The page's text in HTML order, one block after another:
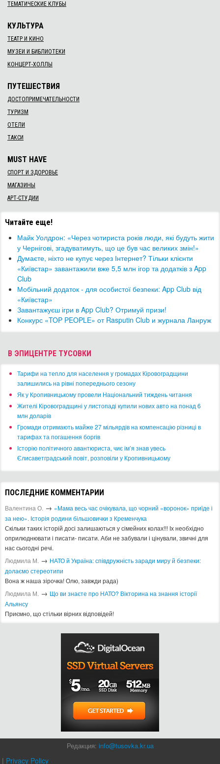
ТЕМАТИЧЕСКИЕ КЛУБЫ
КУЛЬТУРА
ТЕАТР И КИНО
МУЗЕИ И БИБЛИОТЕКИ
КОНЦЕРТ-ХОЛЛЫ
ПУТЕШЕСТВИЯ
ДОСТОПРИМЕЧАТЕЛЬНОСТИ
ТУРИЗМ
ОТЕЛИ
ТАКСИ
MUST HAVE
СПОРТ И ЗДОРОВЬЕ
МАГАЗИНЫ
АРТ-СТУДИИ
Читайте еще!
Майк Уолдрон: «Через чотириста років люди, які будуть жити
у Чернігові, згадуватимуть, що це був час великих змін!»
Думаєте, ніхто не купує через Інтернет? Тільки клієнти
«Київстар» завантажили вже 5,5 млн ігор та додатків з App
Club
Мобільний додаток - для особистої безпеки: App Club від
«Київстар»
Завантажуєш ігри в App Club? Отримуй призи!
Конкурс «TOP PEOPLE» от Rasputin Club и журнала Ланруж
В ЭПИЦЕНТРЕ ТУСОВКИ
​Тарифи на тепло для населення у громадах Кіровоградщини
залишились на рівні попереднього сезону
​Як у Кропивницькому провели Національний тиждень читання
​Жителі Кіровоградщині у листопаді купили нових авто на понад 6
млн доларів
​Громади отримають майже 27 мільярдів на компенсацію різниці в
тарифах та погашення боргів
Історію політичного авантюриста, чиє ім’я знав увесь
Єлисаветградський повіт, розповіли у Кропивницькому
ПОСЛЕДНИЕ КОММЕНТАРИИ
Валентина О. → «Мама весь час очікувала, що чорний «воронок» приїде і
за нею». Історія родини більшовички з Кременчука
Скільки таких історій досі залишаються у сімейних колах!!! Іх необхідно
оприлюднювати і писати- писати. Аби не забували і цінували, звичні для
нас сьогодні речі.
Людмила М. → ​НАТО й Україна: співдружність заради миру й безпеки:
долаємо стереотипи
Вона ж наша зірочка! Олю, завжди рада)
Людмила М. → Що ви знаєте про НАТО? Вікторина на знання історії
Альянсу ​
Приємно, що стільки вірних відповідей!
Редакция: info@tusovka.kr.ua
| Privacy Policy